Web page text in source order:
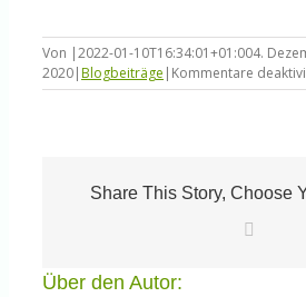
Von |2022-01-10T16:34:01+01:004.
2020|Blogbeiträge | Kommentare
Share This Story, Choose
Über den Autor: